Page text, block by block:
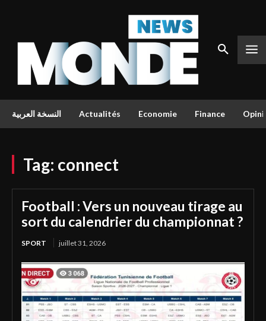
النسخة العربية Actualités Economie Finance
Tag: connect
Football : Vers un nouveau tirage au
sort du calendrier du championnat ?
SPORT juillet 31, 2026